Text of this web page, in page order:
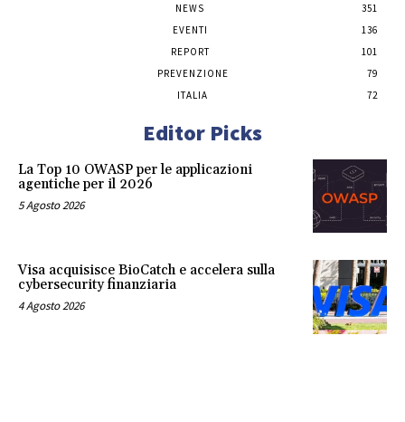
NEWS
351
EVENTI
136
REPORT
101
PREVENZIONE
79
ITALIA
72
Editor Picks
La Top 10 OWASP per le applicazioni
agentiche per il 2026
5 Agosto 2026
Visa acquisisce BioCatch e accelera sulla
cybersecurity finanziaria
4 Agosto 2026